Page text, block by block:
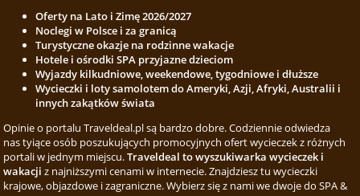
Oferty na Lato i Zimę 2026/2027
Noclegi w Polsce i za granicą
Turystyczne okazje na rodzinne wakacje
Hotele i ośrodki SPA przyjazne dzieciom
Wyjazdy kilkudniowe, weekendowe, tygodniowe i dłuższe
Wycieczki i loty samolotem do Ameryki, Azji, Afryki, Australii i
innych zakątków świata
Opinie o portalu Traveldeal.pl są bardzo dobre. Codziennie odwiedza
nas tyiące osób poszukujących promocyjnych ofert wycieczek z różnych
portali w jednym miejscu.Traveldeal to wyszukiwarka wycieczek i
wakacji z najniższymi cenami w internecie. Znajdziesz tu wycieczki
krajowe, objazdowe i zagraniczne. Wybierz się z nami we dwoje do SPA &